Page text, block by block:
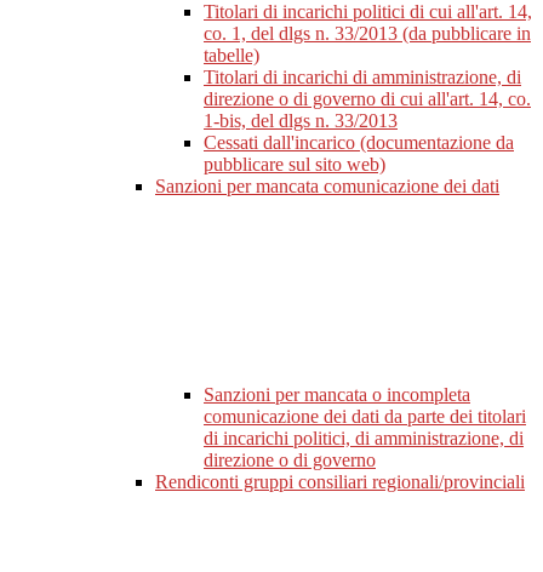
Titolari di incarichi politici di cui all'art. 14,
co. 1, del dlgs n. 33/2013 (da pubblicare in
tabelle)
Titolari di incarichi di amministrazione, di
direzione o di governo di cui all'art. 14, co.
1-bis, del dlgs n. 33/2013
Cessati dall'incarico (documentazione da
pubblicare sul sito web)
Sanzioni per mancata comunicazione dei dati
Sanzioni per mancata o incompleta
comunicazione dei dati da parte dei titolari
di incarichi politici, di amministrazione, di
direzione o di governo
Rendiconti gruppi consiliari regionali/provinciali